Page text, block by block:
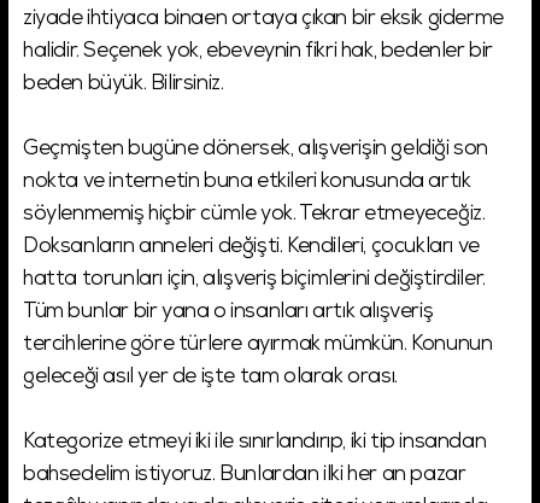
ziyade ihtiyaca binaen ortaya çıkan bir eksik giderme
halidir. Seçenek yok, ebeveynin fikri hak, bedenler bir
beden büyük. Bilirsiniz.
Geçmişten bugüne dönersek, alışverişin geldiği son
nokta ve internetin buna etkileri konusunda artık
söylenmemiş hiçbir cümle yok. Tekrar etmeyeceğiz.
Doksanların anneleri değişti. Kendileri, çocukları ve
hatta torunları için, alışveriş biçimlerini değiştirdiler.
Tüm bunlar bir yana o insanları artık alışveriş
tercihlerine göre türlere ayırmak mümkün. Konunun
geleceği asıl yer de işte tam olarak orası.
Kategorize etmeyi iki ile sınırlandırıp, iki tip insandan
bahsedelim istiyoruz. Bunlardan ilki her an pazar